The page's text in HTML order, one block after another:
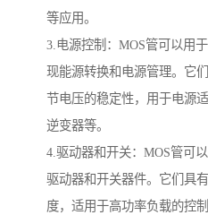
等应用。
3.电源控制：MOS管可以用
现能源转换和电源管理。它
节电压的稳定性，用于电源
逆变器等。
4.驱动器和开关：MOS管可
驱动器和开关器件。它们具
度，适用于高功率负载的控